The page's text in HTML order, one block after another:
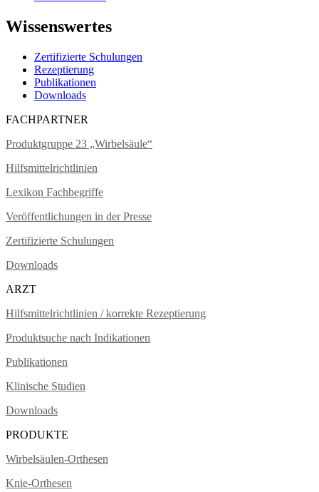
Wissenswertes
Zertifizierte Schulungen
Rezeptierung
Publikationen
Downloads
FACHPARTNER
Produktgruppe 23 „Wirbelsäule“
Hilfsmittelrichtlinien
Lexikon Fachbegriffe
Veröffentlichungen in der Presse
Zertifizierte Schulungen
Downloads
ARZT
Hilfsmittelrichtlinien / korrekte Rezeptierung
Produktsuche nach Indikationen
Publikationen
Klinische Studien
Downloads
PRODUKTE
Wirbelsäulen-Orthesen
Knie-Orthesen